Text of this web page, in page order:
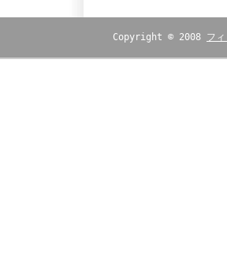
Copyright © 2008 フ